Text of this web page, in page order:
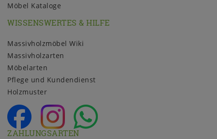
Möbel Kataloge
WISSENSWERTES & HILFE
Massivholzmöbel Wiki
Massivholzarten
Möbelarten
Pflege und Kundendienst
Holzmuster
ZAHLUNGSARTEN